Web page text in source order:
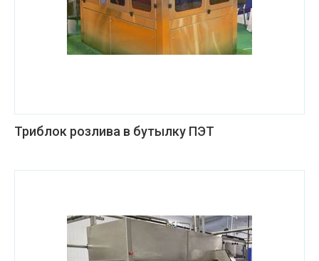
Триблок розлива в бутылку ПЭТ